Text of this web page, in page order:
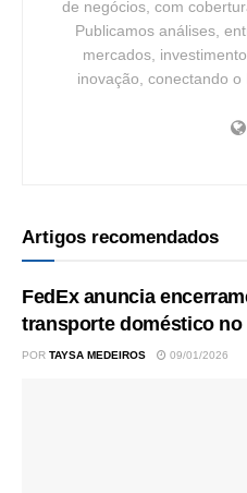
de negócios, com
Publicamos análises,
mercados,
inovação, conectando o
Artigos recomendados
FedEx anuncia
transporte doméstico no
POR TAYSA MEDEIROS 09/01/2026